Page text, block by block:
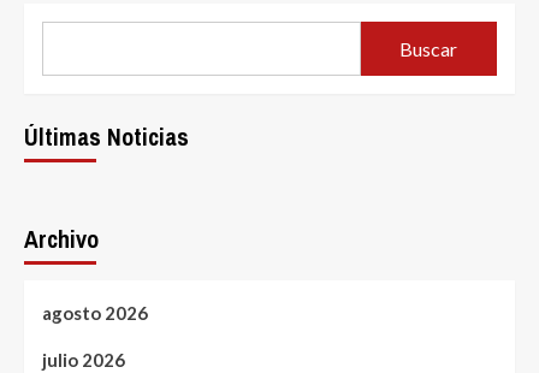
Buscar
Últimas Noticias
Archivo
agosto 2026
julio 2026